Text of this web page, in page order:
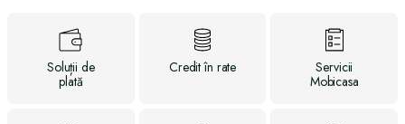
Soluții de
plată
Creditîn rate
Servicii
Mobicasa